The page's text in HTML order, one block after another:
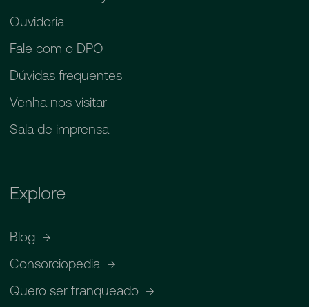
Ouvidoria
Fale com o DPO
Dúvidas frequentes
Venha nos visitar
Sala de imprensa
Explore
Blog
Consorciopedia
Quero ser franqueado